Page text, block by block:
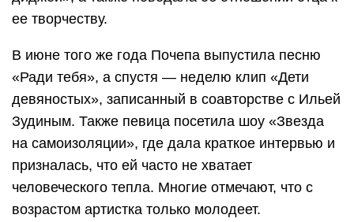
ее творчеству.
В июне того же года Почепа выпустила песню
«Ради тебя», а спустя — неделю клип «Дети
девяностых», записанный в соавторстве с Ильей
Зудиным. Также певица посетила шоу «Звезда
на самоизоляции», где дала краткое интервью и
призналась, что ей часто не хватает
человеческого тепла. Многие отмечают, что с
возрастом артистка только молодеет.